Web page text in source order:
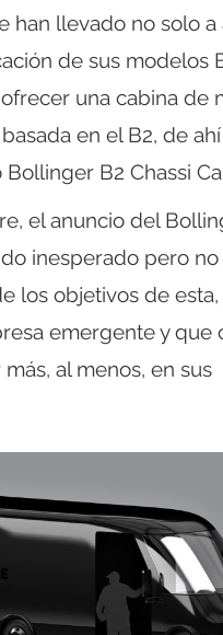
han llevado no solo a
de sus modelos
ofrecer una cabina de
en el B2, de
B2 Chassi
el anuncio del
inesperado pero
los objetivos de esta,
emergente y que
al menos, en sus